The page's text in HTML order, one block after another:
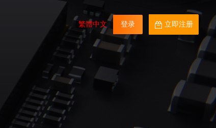
繁體中文 登录 立即注册